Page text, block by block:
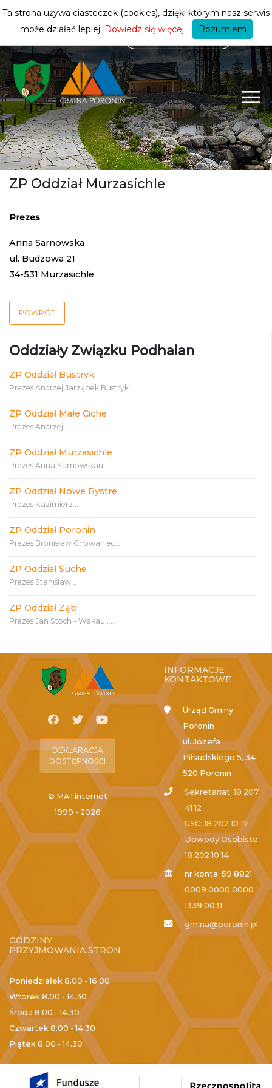
mieszkańca
Oddziały Związku Podhalan
ZP Oddział Bustryk
Prezes Andrzej Jarząbek Bustryk...
ZP Oddział Małe Ciche
Prezes Andrzej...
ZP Oddział Murzasichle
Prezes Anna Sarnowskaul....
ZP Oddział Nowe Bystre
Prezes Kazimierz...
ZP Oddział Poronin
Prezes Bronisław Chowaniec...
ZP Oddział Suche
Prezes Stanisław...
ZP Oddział Ząb
Prezes Jan Stoch - Wakaul....
ZP Oddział Murzasichle
Prezes
Anna Sarnowska
ul. Budzowa 21
34-531 Murzasichle
POWRÓT
DEKLARACJA
DOSTĘPNOŚCI
© MATinternet
1999 - 2026
INFORMACJE
KONTAKTOWE
Urząd Gminy
Poronin
ul. Józefa
Piłsudskiego 5, 34-
520 Poronin
Sekretariat: 18 207
41 12
USC: 18 202 10 17
Dowody Osobiste:
18 202 10 14
nr konta: 59 8821
0009 0000 0000
1339 0031
gmina@poronin.pl
GODZINY
PRZYJMOWANIA STRON
Poniedziałek 8.00 - 16.00
Wtorek 8.00 - 14.30
Środa 8.00 - 14.30
Czwartek8.00 - 14.30
Piątek 8.00 - 14.30
Ta strona używa ciasteczek (cookies), dzięki którym nasz serwis
może działać lepiej. Dowiedz się więcej Rozumiem